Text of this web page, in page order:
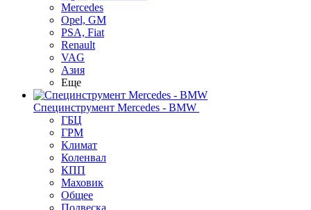
Mercedes
Opel, GM
PSA, Fiat
Renault
VAG
Азия
Еще
Специнструмент Mercedes - BMW
ГБЦ
ГРМ
Климат
Коленвал
КПП
Маховик
Общее
Подвеска